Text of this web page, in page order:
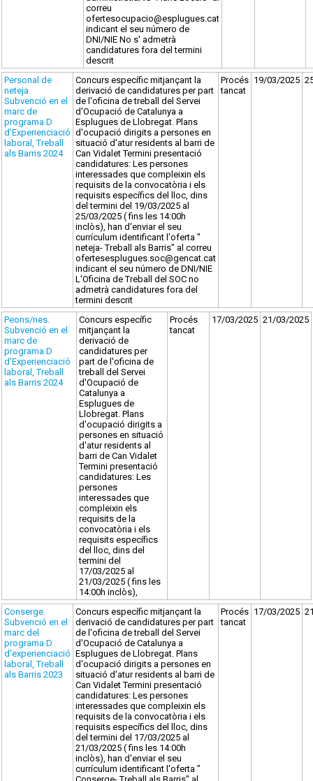
correu
ofertesocupacio@esplugues.cat
indicant el seu número de
DNI/NIE No s' admetrà
candidatures fora del termini
descrit
Personal de
neteja.
Subvenció en el
marc de
programa D
d'Experienciació
laboral, Treball
als Barris 2024
Concurs específic mitjançant la
derivació de candidatures per part
de l'oficina de treball del Servei
d'Ocupació de Catalunya a
Esplugues de Llobregat. Plans
d'ocupació dirigits a persones en
situació d'atur residents al barri de
Can Vidalet Termini presentació
candidatures: Les persones
interessades que compleixin els
requisits de la convocatòria i els
requisits específics del lloc, dins
del termini del 19/03/2025 al
25/03/2025 ( fins les 14:00h
inclòs), han d'enviar el seu
currículum identificant l'oferta "
neteja- Treball als Barris" al correu
ofertesesplugues.soc@gencat.cat
indicant el seu número de DNI/NIE
L'Oficina de Treball del SOC no
admetrà candidatures fora del
termini descrit
Procés
tancat
19/03/2025
Peons/nes.
Subvenció en el
marc de
programa D
d'Experienciació
laboral, Treball
als Barris 2024
Concurs específic
mitjançant la
derivació de
candidatures per
part de l'oficina de
treball del Servei
d'Ocupació de
Catalunya a
Esplugues de
Llobregat. Plans
d'ocupació dirigits a
persones en situació
d'atur residents al
barri de Can Vidalet
Termini presentació
candidatures: Les
persones
interessades que
compleixin els
requisits de la
convocatòria i els
requisits específics
del lloc, dins del
termini del
17/03/2025 al
21/03/2025 ( fins les
14:00h inclòs),
Procés
tancat
17/03/2025 21/03/2025
Conserge.
Subvenció en el
marc del
programa D
d'experienciació
laboral, Treball
als Barris 2023
Concurs específic mitjançant la
derivació de candidatures per part
de l'oficina de treball del Servei
d'Ocupació de Catalunya a
Esplugues de Llobregat. Plans
d'ocupació dirigits a persones en
situació d'atur residents al barri de
Can Vidalet Termini presentació
candidatures: Les persones
interessades que compleixin els
requisits de la convocatòria i els
requisits específics del lloc, dins
del termini del 17/03/2025 al
21/03/2025 ( fins les 14:00h
inclòs), han d'enviar el seu
currículum identificant l'oferta "
Procés
tancat
17/03/2025